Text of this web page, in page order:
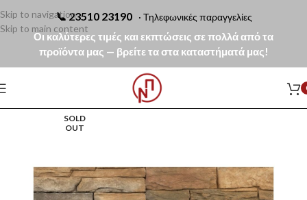
📞23510 23190 · Τηλεφωνικές παραγγελίες
Οι καλύτερες τιμές και εκπτώσεις σε πολλά από τα
προϊόντα μας — βρείτε τα στα καταστήματά μας!
Skip to navigation
Skip to main content
SOLD
OUT